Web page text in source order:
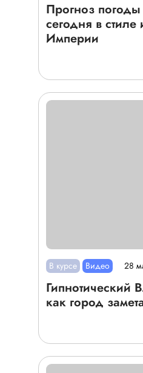
Прогноз
сегодня в
Империи
В курсе Видео 28
Гипнотический
как город